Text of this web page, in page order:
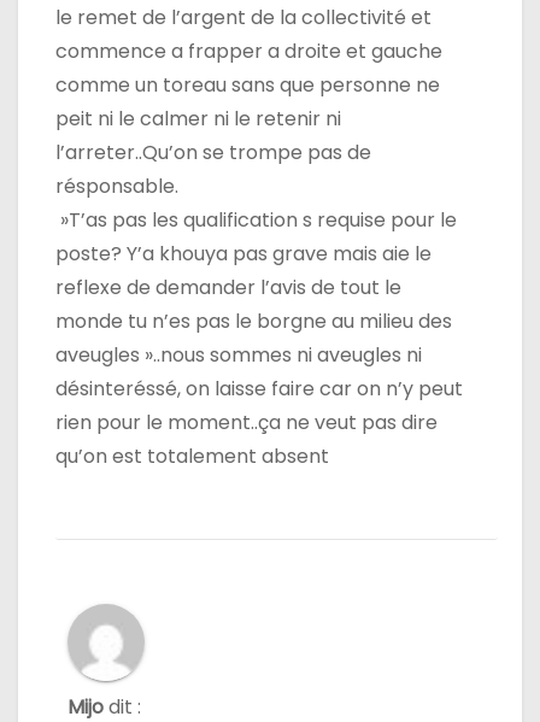
le remet de l’argent de la collectivité et
commence a frapper a droite et gauche
comme un toreau sans que personne ne
peit ni le calmer ni le retenir ni
l’arreter..Qu’on se trompe pas de
résponsable.
»T’as pas les qualification s requise pour le
poste? Y’a khouya pas grave mais aie le
reflexe de demander l’avis de tout le
monde tu n’es pas le borgne au milieu des
aveugles »..nous sommes ni aveugles ni
désinteréssé, on laisse faire car on n’y peut
rien pour le moment..ça ne veut pas dire
qu’on est totalement absent
Mijodit :